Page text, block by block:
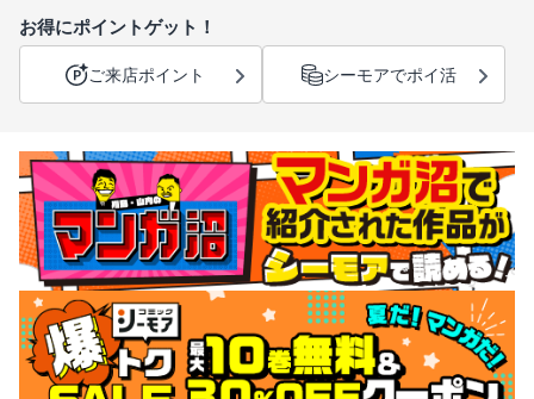
お得にポイントゲット！
ご来店ポイント シーモアでポイ活